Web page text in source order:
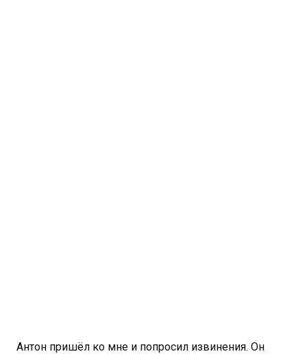
Антон пришёл ко мне и попросил извинения. Он